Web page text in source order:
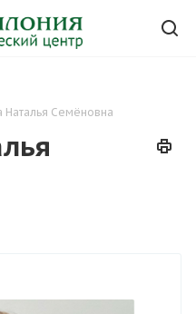
Наталья Семёновна